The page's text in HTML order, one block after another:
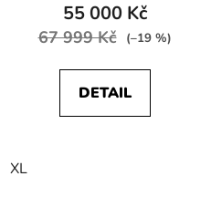
55 000 Kč
67 999 Kč (–19 %)
DETAIL
XL